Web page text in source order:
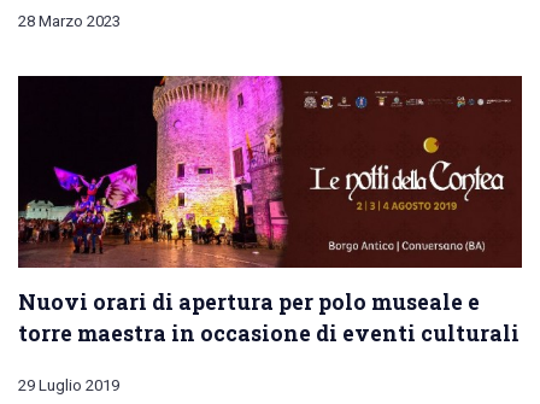
28 Marzo 2023
Nuovi orari di apertura per polo museale e
torre maestra in occasione di eventi culturali
29 Luglio 2019